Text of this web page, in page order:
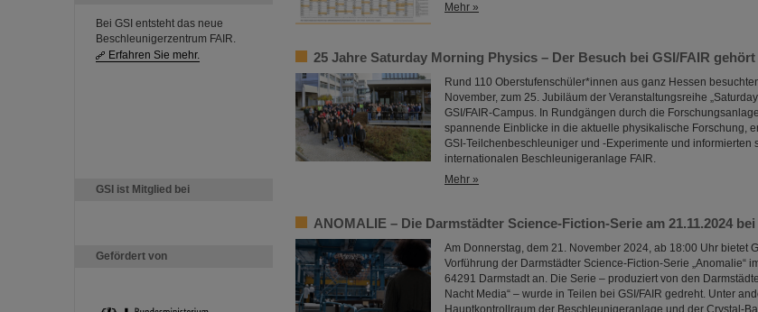
Bei GSI entsteht das neue
Beschleunigerzentrum FAIR.
Erfahren Sie mehr.
GSI ist Mitglied bei
Gefördert von
Mehr »
25 Jahre Saturday Morning Physics – Der Besuch bei GSI/FAIR gehört
Rund 110 Oberstufenschüler*innen aus ganz Hessen
November, zum 25. Jubiläum der Veranstaltungsreihe
GSI/FAIR-Campus. In Rundgängen durch die
spannende Einblicke in die aktuelle physikalische Forschung,
GSI-Teilchenbeschleuniger und -Experimente und informierten
internationalen Beschleunigeranlage FAIR.
Mehr »
ANOMALIE – Die Darmstädter Science-Fiction-Serie am 21.11.2024
Am Donnerstag, dem 21. November 2024, ab 18:00 Uhr bietet
Vorführung der Darmstädter Science-Fiction-Serie „Anomalie“
64291 Darmstadt an. Die Serie – produziert von den
Nacht Media“ – wurde in Teilen bei GSI/FAIR gedreht. Unter